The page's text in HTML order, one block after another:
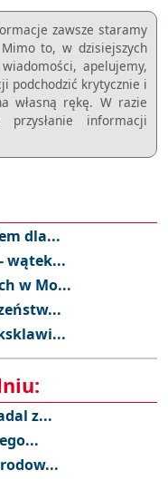
zawsze staramy
to, w dzisiejszych
apelujemy,
podchodzić krytycznie i
własną rękę. W razie
informacji
dla...
wątek...
w Mo...
z...